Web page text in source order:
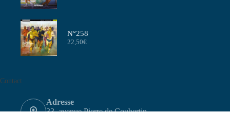
N°258
22,50€
Contact
Adresse